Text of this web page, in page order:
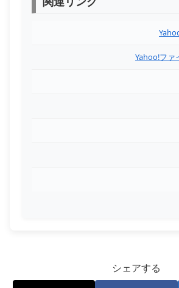
Yahoo!ファ
シェアする